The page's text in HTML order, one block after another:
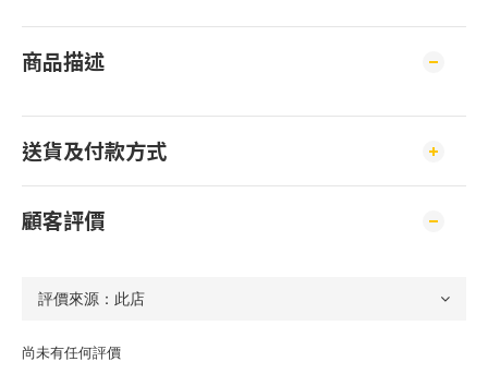
商品描述
送貨及付款方式
顧客評價
尚未有任何評價